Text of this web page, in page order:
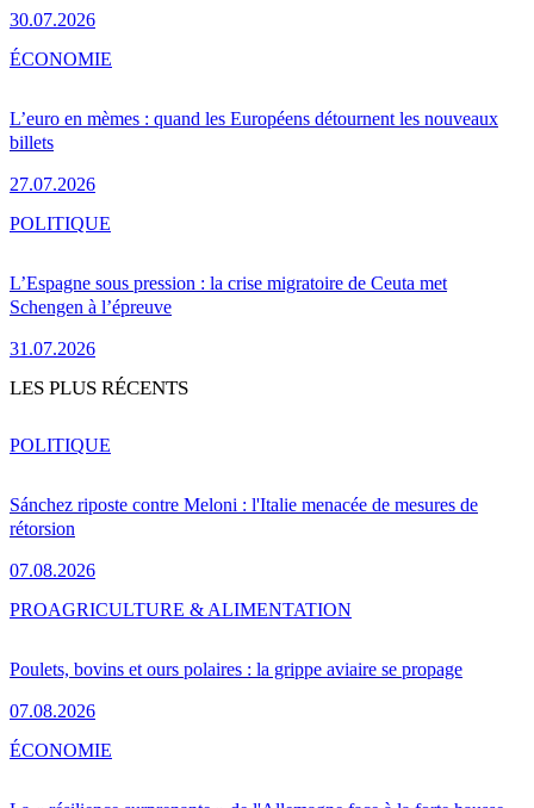
30.07.2026
L’euro en mèmes : quand les Européens détournent les nouveaux
billets
27.07.2026
ÉCONOMIE
L’Espagne sous pression : la crise migratoire de Ceuta met
Schengen à l’épreuve
31.07.2026
POLITIQUE
LES PLUS RÉCENTS
Sánchez riposte contre Meloni : l'Italie menacée de mesures de
rétorsion
07.08.2026
POLITIQUE
Poulets, bovins et ours polaires : la grippe aviaire se propage
07.08.2026
PROAGRICULTURE & ALIMENTATION
ÉCONOMIE